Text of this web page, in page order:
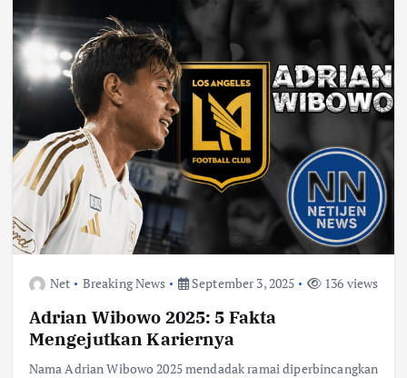
Net Breaking News September 3, 2025 136 views
Adrian Wibowo 2025: 5 Fakta
Mengejutkan Kariernya
Nama Adrian Wibowo 2025 mendadak ramai diperbincangkan